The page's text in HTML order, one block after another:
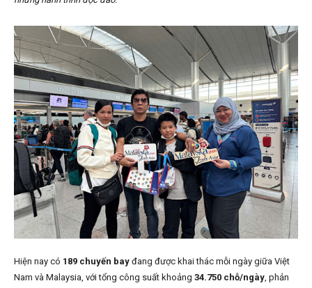
Hiện nay có 189 chuyến bay đang được khai thác mỗi ngày giữa Việt
Nam và Malaysia, với tổng công suất khoảng 34.750 chỗ/ngày, phản